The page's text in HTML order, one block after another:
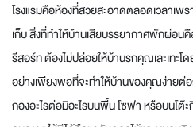
โรงแรมคือห้องที่สวยสะอาดตลอดเวลาเพ
เก็บ สิ่งที่ทำให้บ้านเสียบรรยากาศพักผ่อ
รีสอร์ท ต้องไม่ปล่อยให้บ้านรกคุณเละเทะ
อย่างเพียงพอที่จะทำให้บ้านของคุณง่ายต่
กองอะไรต่อมิอะไรบนพื้น โซฟา หรือบนโต๊